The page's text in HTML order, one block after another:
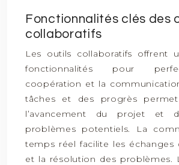
Fonctionnalités clés des
collaboratifs
Les outils collaboratifs offrent
fonctionnalités pour
coopération et la
tâches et des progrès permet
l’avancement du projet et
problèmes potentiels. La
temps réel facilite les échanges
et la résolution des problèmes.